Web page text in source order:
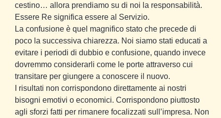
cestino… allora prendiamo su di noi la responsabilità.
Essere Re significa essere al Servizio.
La confusione è quel magnifico stato che precede di
poco la successiva chiarezza. Noi siamo stati educati a
evitare i periodi di dubbio e confusione, quando invece
dovremmo considerarli come le porte attraverso cui
transitare per giungere a conoscere il nuovo.
I risultati non corrispondono direttamente ai nostri
bisogni emotivi o economici. Corrispondono piuttosto
agli sforzi fatti per rimanere focalizzati sull’impresa. Non